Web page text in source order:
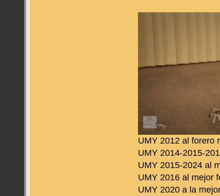
UMY 2012 al forero
UMY 2014-2015-
UMY 2015-2024 al
UMY 2016 al mejor
UMY 2020 a la